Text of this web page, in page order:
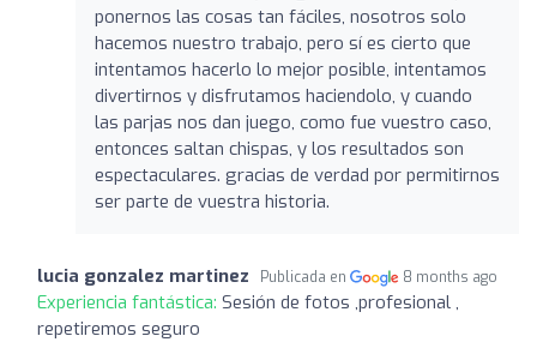
ponernos las cosas tan fáciles, nosotros solo
hacemos nuestro trabajo, pero sí es cierto que
intentamos hacerlo lo mejor posible, intentamos
divertirnos y disfrutamos haciendolo, y cuando
las parjas nos dan juego, como fue vuestro caso,
entonces saltan chispas, y los resultados son
espectaculares. gracias de verdad por permitirnos
ser parte de vuestra historia.
lucia gonzalez martinez Publicada en 8 months ago
Experiencia fantástica: Sesión de fotos ,profesional ,
repetiremos seguro